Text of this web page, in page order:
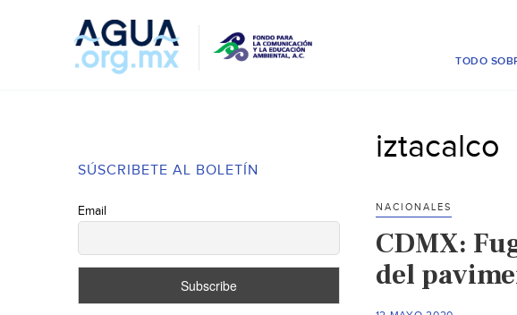
TODO
SÚSCRIBETE AL BOLETÍN
Email
iztacalco
NACIONALES
CDMX:
del